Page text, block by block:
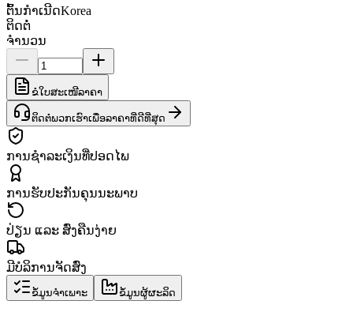
ຕົ້ນກຳເນີດKorea
ຕິດຕໍ່
ຈຳນວນ
ຂໍໃບສະເໜີລາຄາ
ຕິດຕໍ່ພວກເຮົາເພື່ອລາຄາທີ່ດີທີ່ສຸດ
ການຊຳລະເງິນທີ່ປອດໄພ
ການຮັບປະກັນຄຸນນະພາບ
ປ່ຽນ ແລະ ສົ່ງຄືນງ່າຍ
ມີບໍລິການຈັດສົ່ງ
ຂໍ້ມູນຈຳເພາະ ຂໍ້ມູນຜູ້ຜະລິດ